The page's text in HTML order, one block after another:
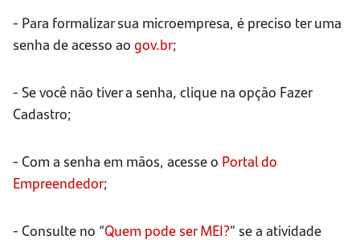
- Para formalizar sua microempresa, é preciso ter uma
senha de acesso ao gov.br;
- Se você não tiver a senha, clique na opção Fazer
Cadastro;
- Com a senha em mãos, acesse o Portal do
Empreendedor;
- Consulte no “Quem pode ser MEI?” se a atividade